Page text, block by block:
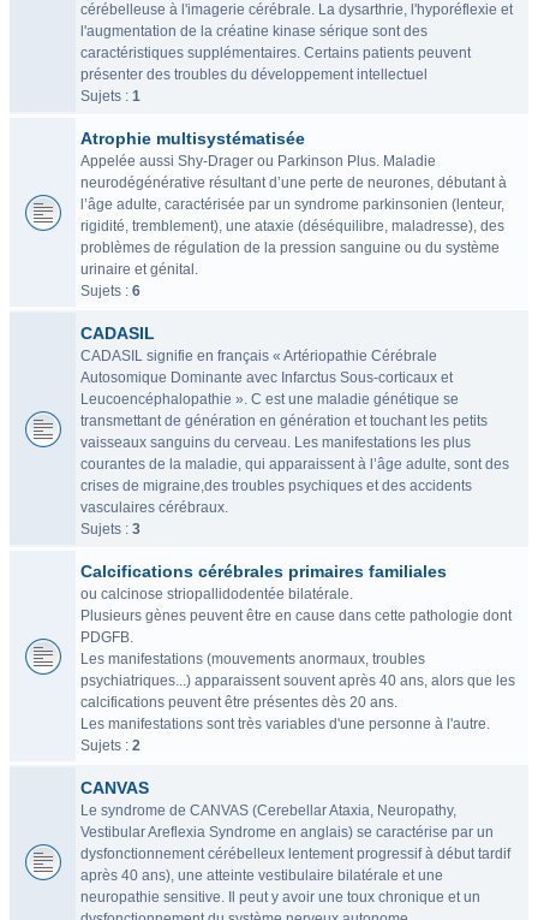
cérébelleuse à l'imagerie cérébrale. La dysarthrie, l'hyporéflexie et
l'augmentation de la créatine kinase sérique sont des
caractéristiques supplémentaires. Certains patients peuvent
présenter des troubles du développement intellectuel
Sujets : 1
Atrophie multisystématisée
Appelée aussi Shy-Drager ou Parkinson Plus. Maladie
neurodégénérative résultant d’une perte de neurones, débutant à
l’âge adulte, caractérisée par un syndrome parkinsonien (lenteur,
rigidité, tremblement), une ataxie (déséquilibre, maladresse), des
problèmes de régulation de la pression sanguine ou du système
urinaire et génital.
Sujets : 6
CADASIL
CADASIL signifie en français « Artériopathie Cérébrale
Autosomique Dominante avec Infarctus Sous-corticaux et
Leucoencéphalopathie ». C est une maladie génétique se
transmettant de génération en génération et touchant les petits
vaisseaux sanguins du cerveau. Les manifestations les plus
courantes de la maladie, qui apparaissent à l’âge adulte, sont des
crises de migraine,des troubles psychiques et des accidents
vasculaires cérébraux.
Sujets : 3
Calcifications cérébrales primaires familiales
ou calcinose striopallidodentée bilatérale.
Plusieurs gènes peuvent être en cause dans cette pathologie dont
PDGFB.
Les manifestations (mouvements anormaux, troubles
psychiatriques...) apparaissent souvent après 40 ans, alors que les
calcifications peuvent être présentes dès 20 ans.
Les manifestations sont très variables d'une personne à l'autre.
Sujets : 2
CANVAS
Le syndrome de CANVAS (Cerebellar Ataxia, Neuropathy,
Vestibular Areflexia Syndrome en anglais) se caractérise par un
dysfonctionnement cérébelleux lentement progressif à début tardif
après 40 ans), une atteinte vestibulaire bilatérale et une
neuropathie sensitive. Il peut y avoir une toux chronique et un